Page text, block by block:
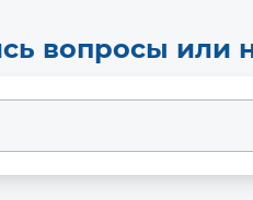
вопросы или